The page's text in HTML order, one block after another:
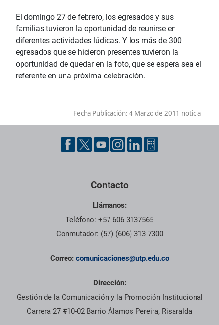
El domingo 27 de febrero, los egresados y sus
familias tuvieron la oportunidad de reunirse en
diferentes actividades lúdicas. Y los más de 300
egresados que se hicieron presentes tuvieron la
oportunidad de quedar en la foto, que se espera sea el
referente en una próxima celebración.
Fecha Publicación: 4 Marzo de 2011 noticia
Contacto
Llámanos:
Teléfono: +57 606 3137565
Conmutador: (57) (606) 313 7300
Correo: comunicaciones@utp.edu.co
Dirección:
Gestión de la Comunicación y la Promoción Institucional
Carrera 27 #10-02 Barrio Álamos Pereira, Risaralda